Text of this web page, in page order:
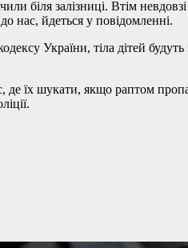
біля залізниці. Втім
нас, йдеться у повідомленні.
України, тіла дітей
їх шукати, якщо раптом